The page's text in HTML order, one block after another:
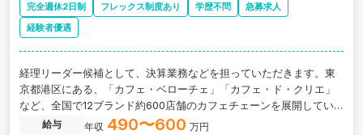
完全週休2日制 フレックス制度あり 学歴不問
急募求人
経験者優遇
経理リーダー候補として、決算業務などを担っていただきます。東
京都港区にある、「カフェ・ベローチェ」「カフェ・ド・クリエ」
など、全国で12ブランド約600店舗のカフェチェーンを展開してい
る企業の求人です。
給与 年収 490〜600 万円